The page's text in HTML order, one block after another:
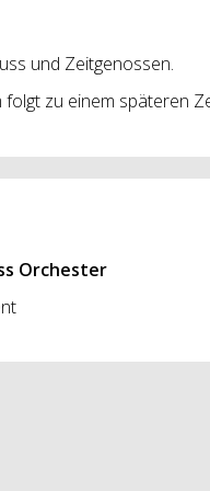
und Zeitgenossen.
folgt zu einem späteren
Orchester